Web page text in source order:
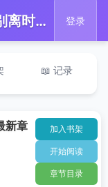
📖 沈书妍季衡蝉鸣盛夏别离时最新章节阅读 登录
📖 记录
新章
加入书架
开始阅读
章节目录